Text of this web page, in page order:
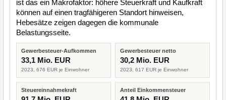
ist das ein Makrofaktor: höhere Steuerkraft und Kaufkraft
können auf einen tragfähigeren Standort hinweisen,
Hebesätze zeigen dagegen die kommunale
Belastungsseite.
Gewerbesteuer-Aufkommen
33,1 Mio. EUR
2023, 676 EUR je Einwohner
Gewerbesteuer netto
30,2 Mio. EUR
2023, 617 EUR je Einwohner
Steuereinnahmekraft Anteil Einkommensteuer